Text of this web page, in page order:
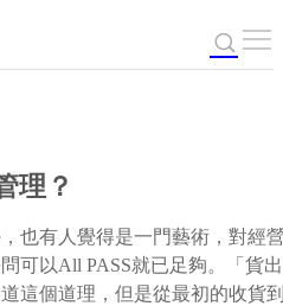
理？
也有人覺得是一門藝術，對經
可以All PASS就已足夠。「貨出
這個道理，但是從最初的收貨